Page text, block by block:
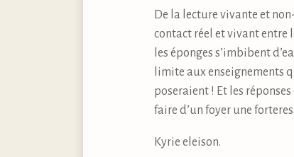
De la lecture vivante et
contact réel et vivant entre
les éponges s’imbibent
limite aux enseignements
poseraient ! Et les
faire d’un foyer une
Kyrie eleison.